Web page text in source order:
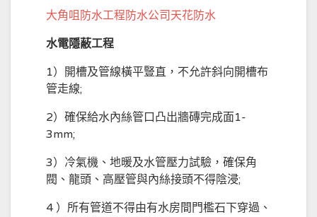
大角咀防水工程防水公司天花防水
水電隱蔽工程
1）開槽及管線橫平豎直，不允許斜向開槽布
管走線;
2）確保給水內絲管口凸出牆磚完成面1-
3mm;
3）冷氣機、地暖及水管壓力試驗，確保角
閥、龍頭、高壓管與內絲接頭不得陰浸;
4 ）所有管道不得由有水房間門檻石下穿過、